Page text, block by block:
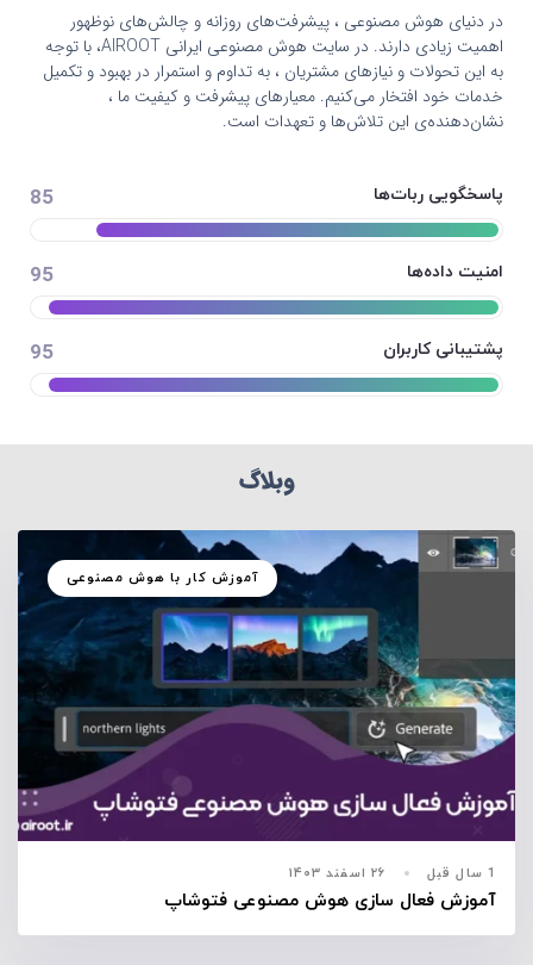
در دنیای هوش مصنوعی ، پیشرفت‌های روزانه و چالش‌های نوظهور
اهمیت زیادی دارند. در سایت هوش مصنوعی ایرانی AIROOT، با توجه
به این تحولات و نیازهای مشتریان ، به تداوم و استمرار در بهبود و تکمیل
خدمات خود افتخار می‌کنیم. معیارهای پیشرفت و کیفیت ما ،
نشان‌دهنده‌ی این تلاش‌ها و تعهدات است.
پاسخگویی ربات‌ها 85
امنیت داده‌ها 95
پشتیبانی کاربران 95
وبلاگ
آموزش کار با هوش مصنوعی
1 سال قبل ۲۶ اسفند ۱۴۰۳
آموزش فعال سازی هوش مصنوعی فتوشاپ